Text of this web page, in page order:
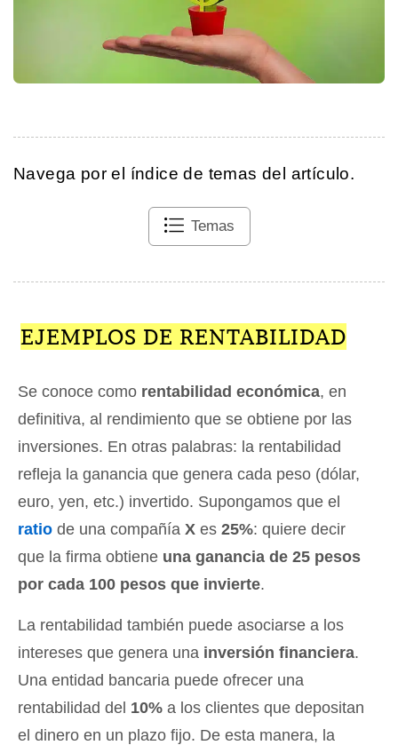
Navega por el índice de temas del artículo.
Temas
EJEMPLOS DE RENTABILIDAD
Se conoce como rentabilidad económica, en
definitiva, al rendimiento que se obtiene por las
inversiones. En otras palabras: la rentabilidad
refleja la ganancia que genera cada peso (dólar,
euro, yen, etc.) invertido. Supongamos que el
ratio de una compañía X es 25%: quiere decir
que la firma obtiene una ganancia de 25 pesos
por cada 100 pesos que invierte.
La rentabilidad también puede asociarse a los
intereses que genera una inversión financiera.
Una entidad bancaria puede ofrecer una
rentabilidad del 10% a los clientes que depositan
el dinero en un plazo fijo. De esta manera, la